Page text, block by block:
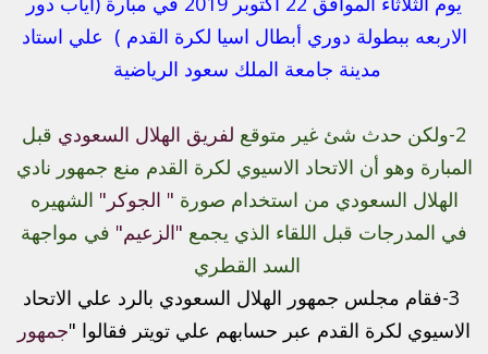
الاربعه ببطولة دوري أبطال اسيا لكرة القدم ) علي استاد
مدينة جامعة الملك سعود الرياضية
2-ولكن حدث شئ غير متوقع لفريق الهلال السعودي قبل
المبارة وهو أن الاتحاد الاسيوي لكرة القدم منع جمهور نادي
الهلال السعودي من استخدام صورة " الجوكر" الشهيره
في المدرجات قبل اللقاء الذي يجمع "الزعيم" في مواجهة
السد القطري
3-فقام مجلس جمهور الهلال السعودي بالرد علي الاتحاد
الاسيوي لكرة القدم عبر حسابهم علي تويتر فقالوا "جمهور